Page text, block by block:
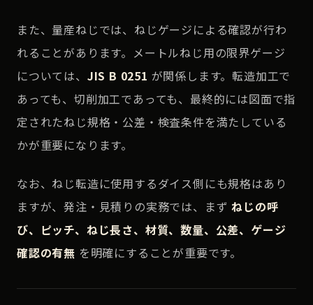
また、量産ねじでは、ねじゲージによる確認が行わ
れることがあります。メートルねじ用の限界ゲージ
については、 JIS B 0251 が関係します。転造加工で
あっても、切削加工であっても、最終的には図面で指
定されたねじ規格・公差・検査条件を満たしている
かが重要になります。
なお、ねじ転造に使用するダイス側にも規格はあり
ますが、発注・見積りの実務では、まずねじの呼
び、ピッチ、ねじ長さ、材質、数量、公差、ゲージ
確認の有無 を明確にすることが重要です。